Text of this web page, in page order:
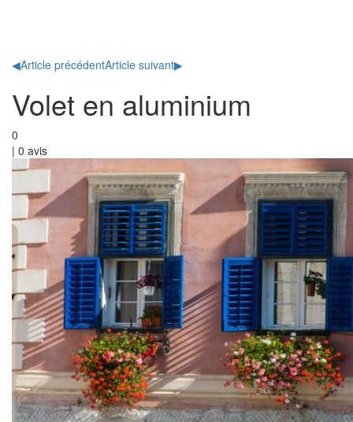
◀Article précédentArticle suivant▶
Volet en aluminium
0
| 0 avis